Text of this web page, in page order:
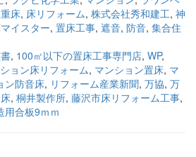
床, 床リフォーム, 株式会社秀和建工, 神
イスター, 置床工事, 遮音, 防音, 集合住
, 100㎡以下の置床工事専門店, WP,
ョン床リフォーム, マンション置床, マ
ン防音床, リフォーム産業新聞, 万協, 万
, 桐井製作所, 藤沢市床リフォーム工事,
用合板9ｍｍ